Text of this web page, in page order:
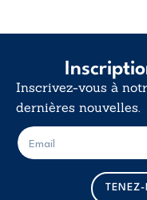
Inscrivez-vous à
dernières nouvelles.
E
-
m